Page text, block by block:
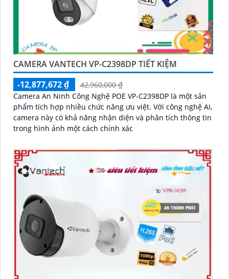
CAMERA VANTECH VP-C2398DP TIẾT KIỆM
-12,877,672 ₫
42,960,000 ₫
Camera An Ninh Công Nghệ POE VP-C2398DP là một sản
phẩm tích hợp nhiều chức năng ưu việt. Với công nghệ AI,
camera này có khả năng nhận diện và phân tích thông tin
trong hình ảnh một cách chính xác